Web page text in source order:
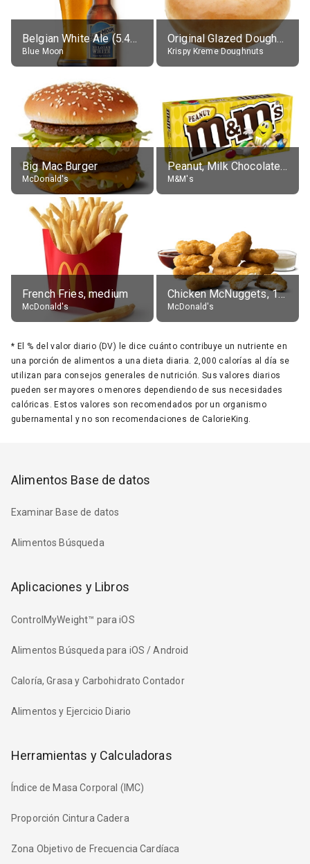
Belgian White Ale (5.4% alc.)
Blue Moon
Original Glazed Doughnut
Krispy Kreme Doughnuts
Big Mac Burger
McDonald's
Peanut, Milk Chocolate Candies
M&M's
French Fries, medium
McDonald's
Chicken McNuggets, 10 pieces, without sauce
McDonald's
* El % del valor diario (DV) le dice cuánto contribuye un nutriente en
una porción de alimentos a una dieta diaria. 2,000 calorías al día se
utilizan para consejos generales de nutrición. Sus valores diarios
pueden ser mayores o menores dependiendo de sus necesidades
calóricas. Estos valores son recomendados por un organismo
gubernamental y no son recomendaciones de CalorieKing.
Alimentos Base de datos
Examinar Base de datos
Alimentos Búsqueda
Aplicaciones y Libros
ControlMyWeight™ para iOS
Alimentos Búsqueda para iOS / Android
Caloría, Grasa y Carbohidrato Contador
Alimentos y Ejercicio Diario
Herramientas y Calculadoras
Índice de Masa Corporal (IMC)
Proporción Cintura Cadera
Zona Objetivo de Frecuencia Cardíaca